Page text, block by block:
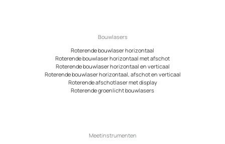
Bouwlasers
Roterende bouwlaser horizontaal
Roterende bouwlaser horizontaal met afschot
Roterende bouwlaser horizontaal en verticaal
Roterende bouwlaser horizontaal, afschot en verticaal
Roterende afschotlaser met display
Roterende groenlicht bouwlasers
Meetinstrumenten